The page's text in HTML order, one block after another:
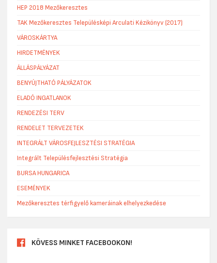
HEP 2018 Mezőkeresztes
TAK Mezőkeresztes Településképi Arculati Kézikönyv (2017)
VÁROSKÁRTYA
HIRDETMÉNYEK
ÁLLÁSPÁLYÁZAT
BENYÚJTHATÓ PÁLYÁZATOK
ELADÓ INGATLANOK
RENDEZÉSI TERV
RENDELET TERVEZETEK
INTEGRÁLT VÁROSFEJLESZTÉSI STRATÉGIA
Integrált Településfejlesztési Stratégia
BURSA HUNGARICA
ESEMÉNYEK
Mezőkeresztes térfigyelő kameráinak elhelyezkedése
KÖVESS MINKET FACEBOOKON!